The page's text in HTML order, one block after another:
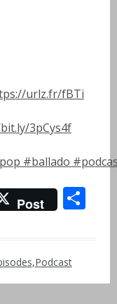
urlz.fr/fBTi
3pCys4f
#ballado
Post
,Podcast